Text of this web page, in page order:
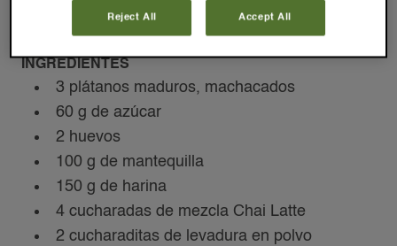
apel de horno
INGREDIENTES
3 plátanos maduros, machacados
60 g de azúcar
2 huevos
100 g de mantequilla
150 g de harina
4 cucharadas de mezcla Chai Latte
2 cucharaditas de levadura en polvo
Reject All Accept All